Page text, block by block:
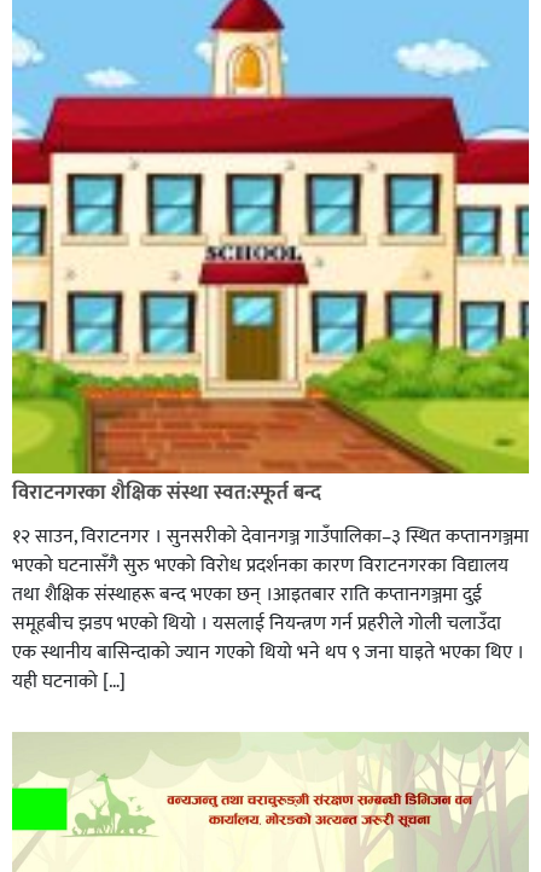
विराटनगरका शैक्षिक संस्था स्वत:स्फूर्त बन्द
१२ साउन, विराटनगर । सुनसरीको देवानगञ्ज गाउँपालिका–३ स्थित कप्तानगञ्जमा
भएको घटनासँगै सुरु भएको विरोध प्रदर्शनका कारण विराटनगरका विद्यालय
तथा शैक्षिक संस्थाहरू बन्द भएका छन् ।आइतबार राति कप्तानगञ्जमा दुई
समूहबीच झडप भएको थियो । यसलाई नियन्त्रण गर्न प्रहरीले गोली चलाउँदा
एक स्थानीय बासिन्दाको ज्यान गएको थियो भने थप ९ जना घाइते भएका थिए ।
यही घटनाको […]